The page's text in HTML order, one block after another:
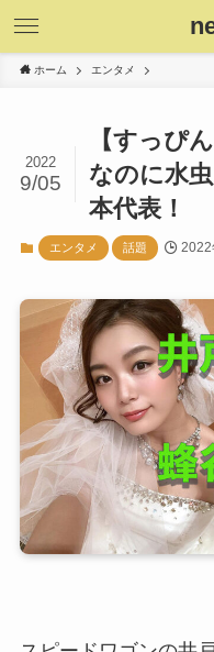
ホーム エンタメ
【すっぴ
なのに水
本代表！
2022
9/05
エンタメ 話題 2022